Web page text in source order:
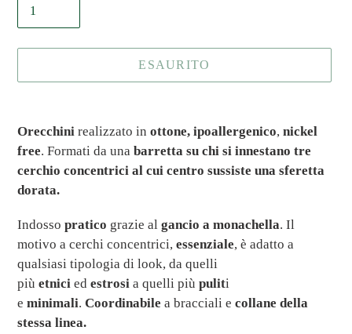
ESAURITO
del
prodotto
nel
carrello
Orecchini realizzato in ottone, ipoallergenico, nickel
free. Formati da una barretta su chi si innestano tre
cerchio concentrici al cui centro sussiste una sferetta
dorata.
Indosso pratico grazie al gancio a monachella. Il
motivo a cerchi concentrici, essenziale, è adatto a
qualsiasi tipologia di look, da quelli
più etnici ed estrosi a quelli più puliti
e minimali. Coordinabile a bracciali e collane della
stessa linea.